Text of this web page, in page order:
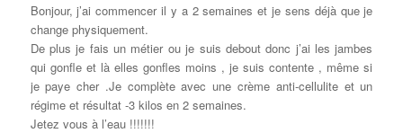
Bonjour, j’ai commencer il y a 2 semaines et je sens déjà que je
change physiquement.
De plus je fais un métier ou je suis debout donc j’ai les jambes
qui gonfle et là elles gonfles moins , je suis contente , même si
je paye cher .Je complète avec une crème anti-cellulite et un
régime et résultat -3 kilos en 2 semaines.
Jetez vous à l’eau !!!!!!!